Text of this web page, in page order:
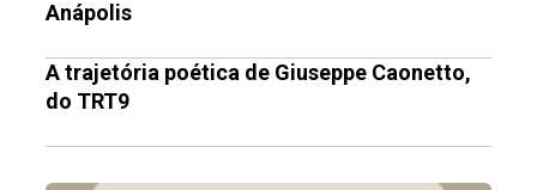
Anápolis
A trajetória poética de Giuseppe Caonetto,
do TRT9